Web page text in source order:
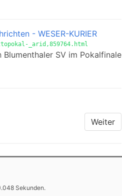
- WESER-KURIER
_arid,859764.html
SV im Pokalfinale
Weiter
Sekunden.